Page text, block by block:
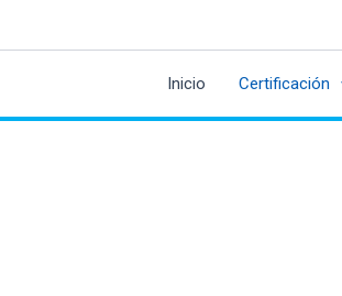
Inicio Certificación